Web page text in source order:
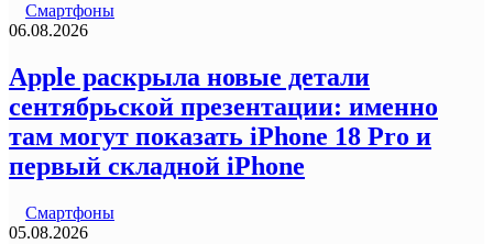
Смартфоны
06.08.2026
Apple раскрыла новые детали
сентябрьской презентации: именно
там могут показать iPhone 18 Pro и
первый складной iPhone
Смартфоны
05.08.2026